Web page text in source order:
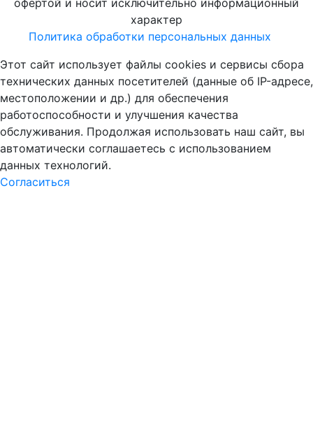
характер
Политика обработки персональных данных
Этот сайт использует файлы cookies и сервисы сбора
технических данных посетителей (данные об IP-адресе,
местоположении и др.) для обеспечения
работоспособности и улучшения качества
обслуживания. Продолжая использовать наш сайт, вы
автоматически соглашаетесь с использованием
данных технологий.
Согласиться